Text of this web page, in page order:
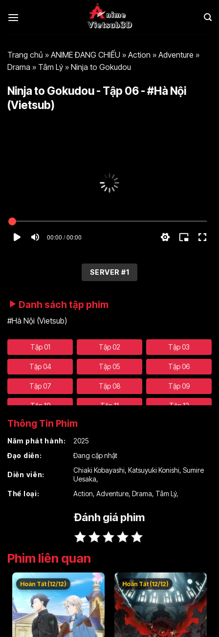
qua
Trang chủ » ANIME ĐANG CHIẾU » Action » Adventure »
Drama » Tâm Lý » Ninja to Gokudou
Ninja to Gokudou - Tập 06 - #Hà Nội
(Vietsub)
00:00 / 00:00
SERVER #1
Danh sách tập phim
#Hà Nội (Vietsub)
Tập 01 Tập 02 Tập 03
Tập 04 Tập 05 Tập 06
Tập 07 Tập 08 Tập 09
Tập 10 Tập 11 Tập 12
Thông Tin Phim
Năm phát hành:
2025
Đạo diễn:
Đang cập nhật
Diễn viên:
Chiaki Kobayashi, Katsuyuki Konishi, Sumire
Uesaka,
Thể loại:
Action, Adventure, Drama, Tâm Lý,
Đánh giá phim
Phim liên quan
Hoàn Tất (12/12) Hoàn Tất (12/12)